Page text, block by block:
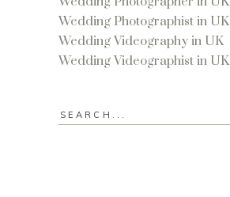
Wedding Photographist in UK
Wedding Videography in UK
Wedding Videographist in UK